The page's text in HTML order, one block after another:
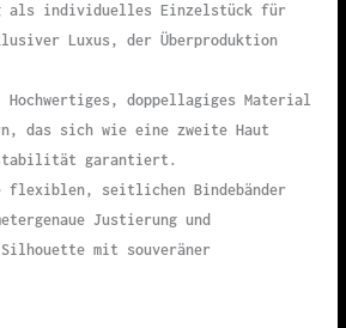
als individuelles Einzelstück für
Luxus, der Überproduktion
doppellagiges Material
das sich wie eine zweite Haut
garantiert.
seitlichen Bindebänder
Justierung und
mit souveräner